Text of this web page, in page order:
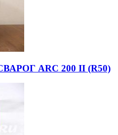
ARC 200 II (R50)